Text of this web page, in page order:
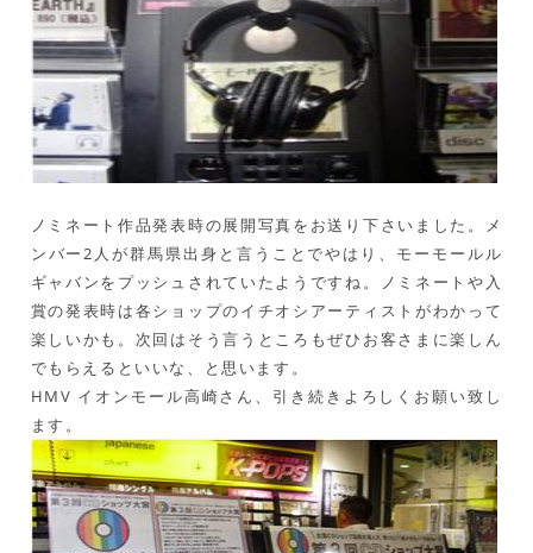
ノミネート作品発表時の展開写真をお送り下さいました。メ
ンバー2人が群馬県出身と言うことでやはり、モーモールル
ギャバンをプッシュされていたようですね。ノミネートや入
賞の発表時は各ショップのイチオシアーティストがわかって
楽しいかも。次回はそう言うところもぜひお客さまに楽しん
でもらえるといいな、と思います。
HMV イオンモール高崎さん、引き続きよろしくお願い致し
ます。